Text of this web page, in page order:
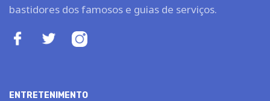
bastidores dos famosos e guias de serviços.
ENTRETENIMENTO